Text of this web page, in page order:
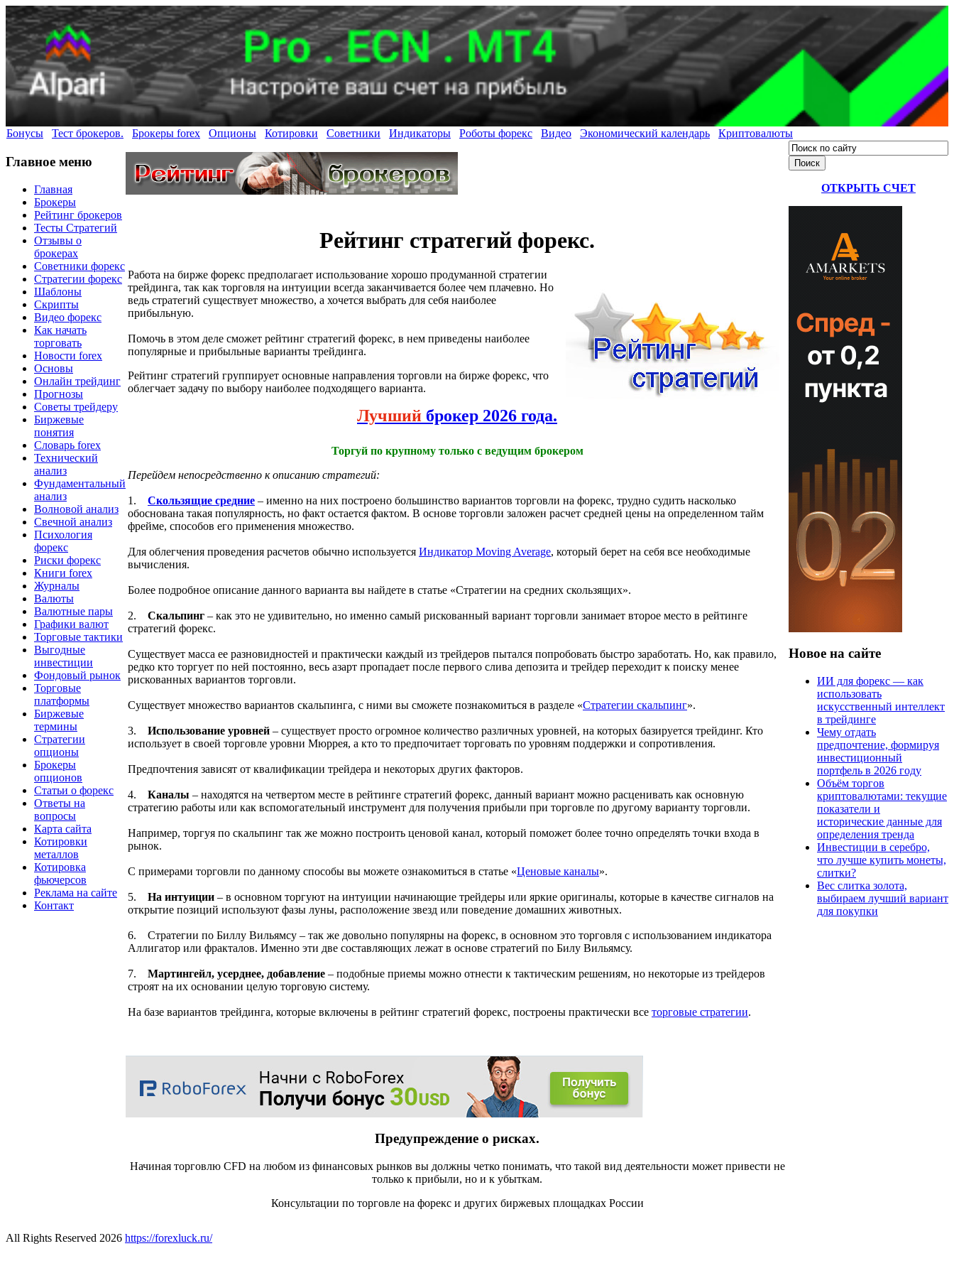
Бонусы Тест брокеров. Брокеры forex Опционы Котировки Советники Индикаторы Роботы форекс Видео Экономический календарь Криптовалюты
Главное меню
Главная
Брокеры
Рейтинг брокеров
Тесты Стратегий
Отзывы о
брокерах
Советники форекс
Стратегии форекс
Шаблоны
Скрипты
Видео форекс
Как начать
торговать
Новости forex
Основы
Онлайн трейдинг
Прогнозы
Советы трейдеру
Биржевые
понятия
Словарь forex
Технический
анализ
Фундаментальный
анализ
Волновой анализ
Свечной анализ
Психология
форекс
Риски форекс
Книги forex
Журналы
Валюты
Валютные пары
Графики валют
Торговые тактики
Выгодные
инвестиции
Фондовый рынок
Торговые
платформы
Биржевые
термины
Стратегии
опционы
Брокеры
опционов
Статьи о форекс
Ответы на
вопросы
Карта сайта
Котировки
металлов
Котировка
фьючерсов
Реклама на сайте
Контакт
Рейтинг стратегий форекс.
Работа на бирже форекс предполагает использование хорошо продуманной стратегии
трейдинга, так как торговля на интуиции всегда заканчивается более чем плачевно. Но
ведь стратегий существует множество, а хочется выбрать для себя наиболее
прибыльную.
Помочь в этом деле сможет рейтинг стратегий форекс, в нем приведены наиболее
популярные и прибыльные варианты трейдинга.
Рейтинг стратегий группирует основные направления торговли на бирже форекс, что
облегчает задачу по выбору наиболее подходящего варианта.
Лучший брокер 2026 года.
Торгуй по крупному только с ведущим брокером
Перейдем непосредственно к описанию стратегий:
1. Скользящие средние – именно на них построено большинство вариантов торговли на форекс, трудно судить насколько
обоснована такая популярность, но факт остается фактом. В основе торговли заложен расчет средней цены на определенном тайм
фрейме, способов его применения множество.
Для облегчения проведения расчетов обычно используется Индикатор Moving Average, который берет на себя все необходимые
вычисления.
Более подробное описание данного варианта вы найдете в статье «Стратегии на средних скользящих».
2. Скальпинг – как это не удивительно, но именно самый рискованный вариант торговли занимает второе место в рейтинге
стратегий форекс.
Существует масса ее разновидностей и практически каждый из трейдеров пытался попробовать быстро заработать. Но, как правило,
редко кто торгует по ней постоянно, весь азарт пропадает после первого слива депозита и трейдер переходит к поиску менее
рискованных вариантов торговли.
Существует множество вариантов скальпинга, с ними вы сможете познакомиться в разделе «Стратегии скальпинг».
3. Использование уровней – существует просто огромное количество различных уровней, на которых базируется трейдинг. Кто
использует в своей торговле уровни Мюррея, а кто то предпочитает торговать по уровням поддержки и сопротивления.
Предпочтения зависят от квалификации трейдера и некоторых других факторов.
4. Каналы – находятся на четвертом месте в рейтинге стратегий форекс, данный вариант можно расценивать как основную
стратегию работы или как вспомогательный инструмент для получения прибыли при торговле по другому варианту торговли.
Например, торгуя по скальпинг так же можно построить ценовой канал, который поможет более точно определять точки входа в
рынок.
С примерами торговли по данному способы вы можете ознакомиться в статье «Ценовые каналы».
5. На интуиции – в основном торгуют на интуиции начинающие трейдеры или яркие оригиналы, которые в качестве сигналов на
открытие позиций используют фазы луны, расположение звезд или поведение домашних животных.
6. Стратегии по Биллу Вильямсу – так же довольно популярны на форекс, в основном это торговля с использованием индикатора
Аллигатор или фракталов. Именно эти две составляющих лежат в основе стратегий по Билу Вильямсу.
7. Мартингейл, усерднее, добавление – подобные приемы можно отнести к тактическим решениям, но некоторые из трейдеров
строят на их основании целую торговую систему.
На базе вариантов трейдинга, которые включены в рейтинг стратегий форекс, построены практически все торговые стратегии.
Предупреждение о рисках.
Начиная торговлю CFD на любом из финансовых рынков вы должны четко понимать, что такой вид деятельности может привести не
только к прибыли, но и к убыткам.
Консультации по торговле на форекс и других биржевых площадках России
ОТКРЫТЬ СЧЕТ
Новое на сайте
ИИ для форекс — как
использовать
искусственный интеллект
в трейдинге
Чему отдать
предпочтение, формируя
инвестиционный
портфель в 2026 году
Объём торгов
криптовалютами: текущие
показатели и
исторические данные для
определения тренда
Инвестиции в серебро,
что лучше купить монеты,
слитки?
Вес слитка золота,
выбираем лучший вариант
для покупки
All Rights Reserved 2026 https://forexluck.ru/